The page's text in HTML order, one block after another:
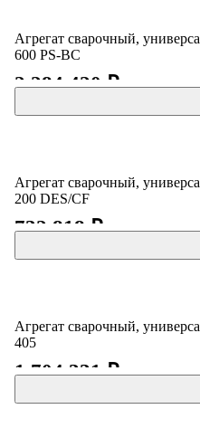
Агрегат сварочный,
600 PS-BC
2 284 420 ₽
Агрегат сварочный,
200 DES/CF
732 818 ₽
Агрегат сварочный,
405
1 704 331 ₽